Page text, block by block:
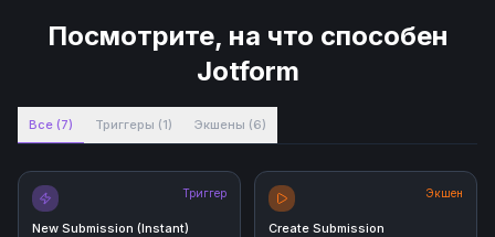
Посмотрите, на что способен
Jotform
Все (7) Триггеры (1) Экшены (6)
Триггер
New Submission (Instant)
Экшен
Create Submission